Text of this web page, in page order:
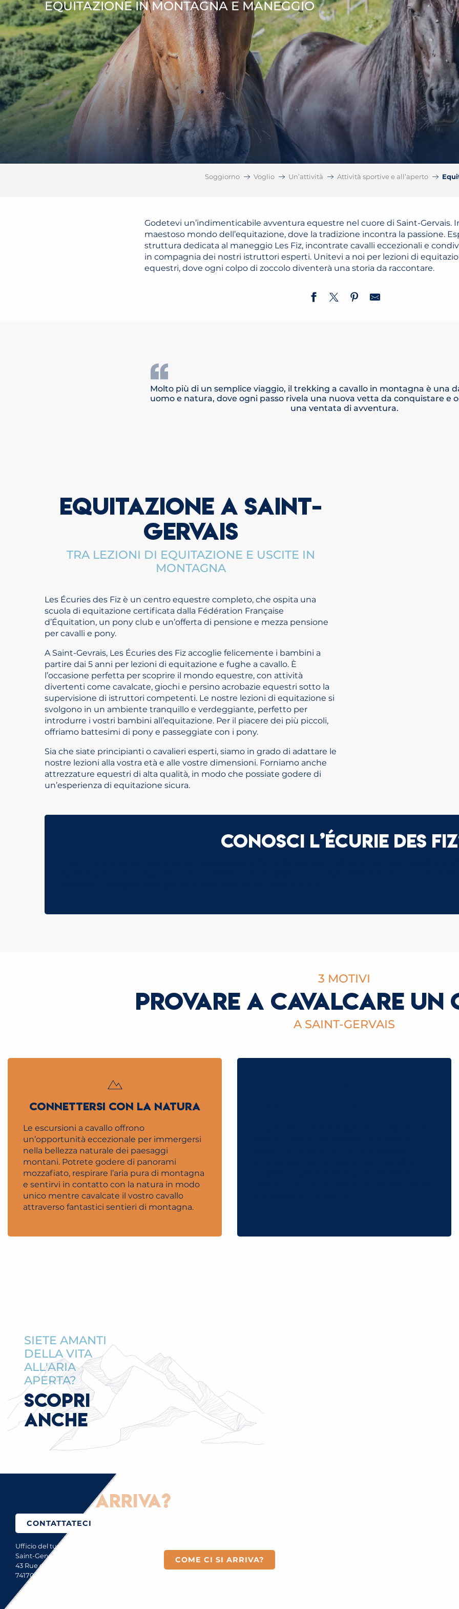
EQUITAZIONE IN MONTAGNA E MANEGGIO
Soggiorno Voglio Un’attività Attività sportive e all’aperto
Godetevi un’indimenticabile avventura equestre nel cuore di Saint-Gervais.
maestoso mondo dell’equitazione, dove la tradizione incontra la passione.
struttura dedicata al maneggio Les Fiz, incontrate cavalli eccezionali e
in compagnia dei nostri istruttori esperti. Unitevi a noi per lezioni di
equestri, dove ogni colpo di zoccolo diventerà una storia da raccontare.
Molto più di un semplice viaggio, il trekking a cavallo in montagna è una
uomo e natura, dove ogni passo rivela una nuova vetta da conquistare e
una ventata di avventura.
EQUITAZIONE A SAINT-
GERVAIS
TRA LEZIONI DI EQUITAZIONE E USCITE IN
MONTAGNA
Les Écuries des Fiz è un centro equestre completo, che ospita una
scuola di equitazione certificata dalla Fédération Française
d’Équitation, un pony club e un’offerta di pensione e mezza pensione
per cavalli e pony.
A Saint-Gevrais, Les Écuries des Fiz accoglie felicemente i bambini a
partire dai 5 anni per lezioni di equitazione e fughe a cavallo. È
l’occasione perfetta per scoprire il mondo equestre, con attività
divertenti come cavalcate, giochi e persino acrobazie equestri sotto la
supervisione di istruttori competenti. Le nostre lezioni di equitazione si
svolgono in un ambiente tranquillo e verdeggiante, perfetto per
introdurre i vostri bambini all’equitazione. Per il piacere dei più piccoli,
offriamo battesimi di pony e passeggiate con i pony.
Sia che siate principianti o cavalieri esperti, siamo in grado di adattare le
nostre lezioni alla vostra età e alle vostre dimensioni. Forniamo anche
attrezzature equestri di alta qualità, in modo che possiate godere di
un’esperienza di equitazione sicura.
Conosci l’Écurie des
3 MOTIVI
PROVARE A CAVALCARE UN
A SAINT-GERVAIS
CONNETTERSI CON LA NATURA
Le escursioni a cavallo offrono
un’opportunità eccezionale per immergersi
nella bellezza naturale dei paesaggi
montani. Potrete godere di panorami
mozzafiato, respirare l’aria pura di montagna
e sentirvi in contatto con la natura in modo
unico mentre cavalcate il vostro cavallo
attraverso fantastici sentieri di montagna.
SIETE AMANTI
DELLA VITA
ALL'ARIA
APERTA?
SCOPRI
ANCHE
ci si arriva?
CONTATTATECI
Ufficio del turismo di
Saint-Gervais Mont-Blanc
43 Rue du Mont-Blanc
74170 Saint-Gervais
COME CI SI ARRIVA?